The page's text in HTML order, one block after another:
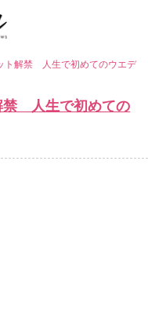
ト解禁 人生で初めてのウエデ
禁 人生で初めての